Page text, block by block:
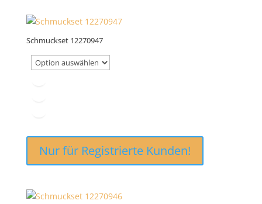
Schmuckset 12270947
Nur für Registrierte Kunden!